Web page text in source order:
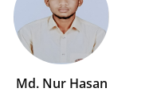
Md. Nur Hasan